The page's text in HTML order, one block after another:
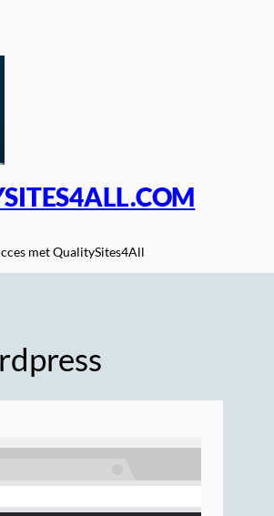
met QualitySites4All